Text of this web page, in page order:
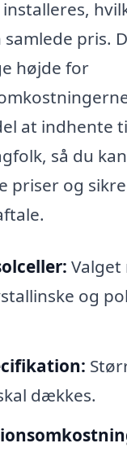
pris.
højde for
at indhente
så du kan
priser og
Valget
og
dækkes.